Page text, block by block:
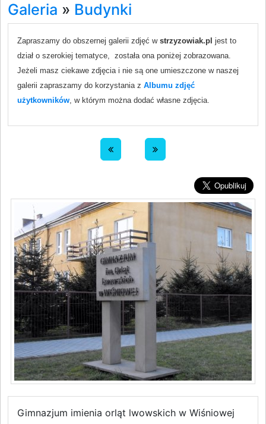
Galeria » Budynki
Zapraszamy do obszernej galerii zdjęć w strzyzowiak.pl jest to
dział o szerokiej tematyce, została ona poniżej zobrazowana.
Jeżeli masz ciekawe zdjęcia i nie są one umieszczone w naszej
galerii zapraszamy do korzystania z Albumu zdjęć
użytkowników, w którym można dodać własne zdjęcia.
Gimnazjum imienia orląt lwowskich w Wiśniowej